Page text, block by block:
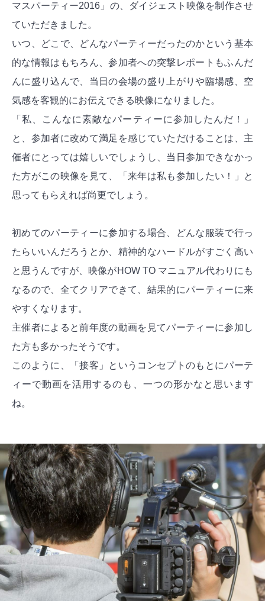
マスパーティー2016」の、ダイジェスト映像を制作させ
ていただきました。
いつ、どこで、どんなパーティーだったのかという基本
的な情報はもちろん、参加者への突撃レポートもふんだ
んに盛り込んで、当日の会場の盛り上がりや臨場感、空
気感を客観的にお伝えできる映像になりました。
「私、こんなに素敵なパーティーに参加したんだ！」
と、参加者に改めて満足を感じていただけることは、主
催者にとっては嬉しいでしょうし、当日参加できなかっ
た方がこの映像を見て、「来年は私も参加したい！」と
思ってもらえれば尚更でしょう。
初めてのパーティーに参加する場合、どんな服装で行っ
たらいいんだろうとか、精神的なハードルがすごく高い
と思うんですが、映像がHOW TO マニュアル代わりにも
なるので、全てクリアできて、結果的にパーティーに来
やすくなります。
主催者によると前年度の動画を見てパーティーに参加し
た方も多かったそうです。
このように、「接客」というコンセプトのもとにパーテ
ィーで動画を活用するのも、一つの形かなと思います
ね。